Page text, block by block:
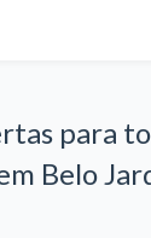
para
Belo